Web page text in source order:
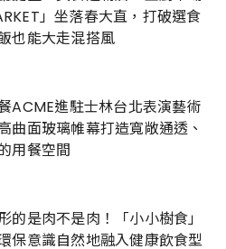
」坐落春大直，打破選食
也能大走混搭風
ACME進駐士林台北表演藝術
曲面玻璃帷幕打造寬敞通透、
用餐空間
的是肉不是肉！「小小樹食」
保意識自然地融入健康飲食型